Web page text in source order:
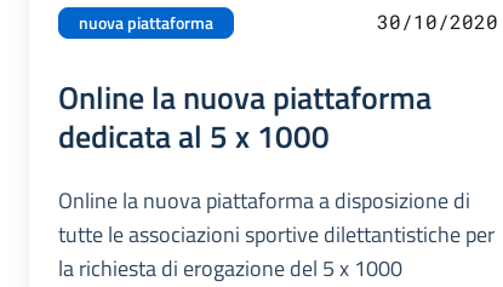
nuova piattaforma 30/10/2020
Online la nuova piattaforma
dedicata al 5 x 1000
Online la nuova piattaforma a disposizione di
tutte le associazioni sportive dilettantistiche per
la richiesta di erogazione del 5 x 1000